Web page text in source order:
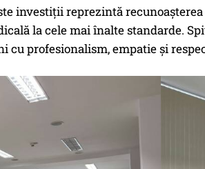
investiții reprezintă
la cele mai înalte standarde.
cu profesionalism, empatie și